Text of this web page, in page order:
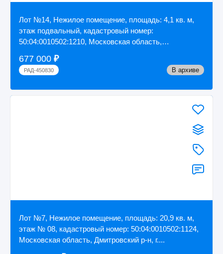
Лот №14, Нежилое помещение, площадь: 4,1 кв. м,
этаж подвальный, кадастровый номер:
50:04:0010502:1210, Московская область,
677 000 ₽
РАД-450830 В архиве
Лот №7, Нежилое помещение, площадь: 20,9 кв. м,
этаж № 08, кадастровый номер: 50:04:0010502:1124,
Московская область, Дмитровский р-н, г....